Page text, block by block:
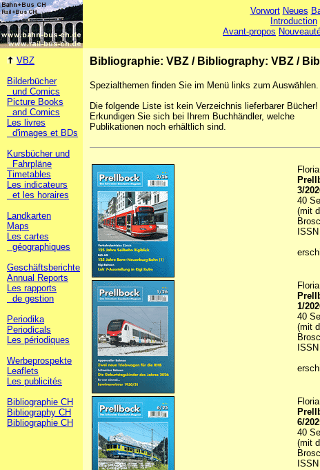
Vorwort Neues
Introduction
Avant-propos
VBZ
Bilderbücher
und Comics
Picture Books
and Comics
Les livres
d'images et BDs
Kursbücher und
Fahrpläne
Timetables
Les indicateurs
et les horaires
Landkarten
Maps
Les cartes
géographiques
Geschäftsberichte
Annual Reports
Les rapports
de gestion
Periodika
Periodicals
Les périodiques
Werbeprospekte
Leaflets
Les publicités
Bibliographie CH
Bibliography CH
Bibliographie CH
Bibliographie: VBZ / Bibliography: VBZ /
Spezialthemen finden Sie im Menü links zum Auswählen.
Die folgende Liste ist kein Verzeichnis lieferbarer Bücher!
Erkundigen Sie sich bei Ihrem Buchhändler, welche
Publikationen noch erhältlich sind.
3/
40
(mit
1/
40
(mit
6/
40
(mit